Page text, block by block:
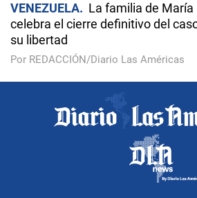
VENEZUELA
La familia de
celebra el cierre definitivo del
su libertad
Por REDACCIÓN/Diario Las Américas